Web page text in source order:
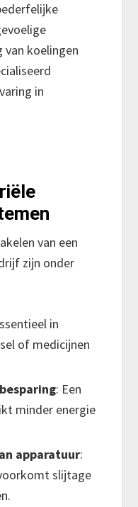
van koelingen
in
van een
zijn onder
in
of medicijnen
: Een
minder energie
apparatuur:
slijtage